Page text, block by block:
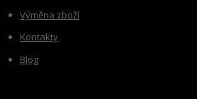
Výměna zboží
Kontakty
Blog